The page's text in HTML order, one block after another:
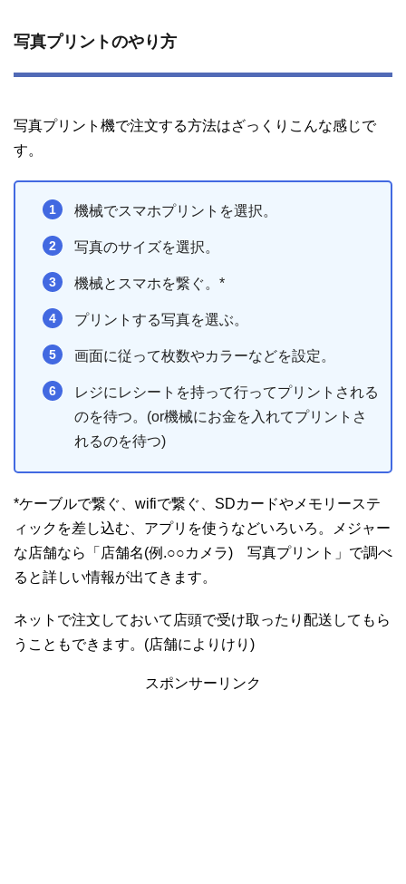
写真プリントのやり方
写真プリント機で注文する方法はざっくりこんな感じで
す。
機械でスマホプリントを選択。
写真のサイズを選択。
機械とスマホを繋ぐ。*
プリントする写真を選ぶ。
画面に従って枚数やカラーなどを設定。
レジにレシートを持って行ってプリントされる
のを待つ。(or機械にお金を入れてプリントさ
れるのを待つ)
*ケーブルで繋ぐ、wifiで繋ぐ、SDカードやメモリーステ
ィックを差し込む、アプリを使うなどいろいろ。メジャー
な店舗なら「店舗名(例.○○カメラ) 写真プリント」で調べ
ると詳しい情報が出てきます。
ネットで注文しておいて店頭で受け取ったり配送してもら
うこともできます。(店舗によりけり)
スポンサーリンク